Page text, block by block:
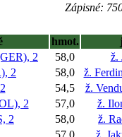
Zápisné:
hmot.
2
58,0 ž.
2
58,0 ž.
54,5 ž.
2
57,0 ž.
2
58,0 ž.
57,0
ž.